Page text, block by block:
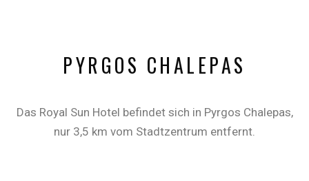
PYRGOS CHALEPAS
Das Royal Sun Hotel befindet sich in Pyrgos Chalepas,
nur 3,5 km vom Stadtzentrum entfernt.